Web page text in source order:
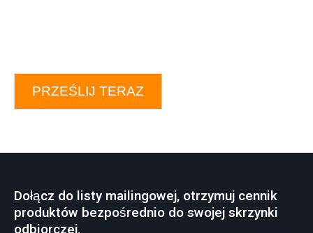
PRZEŚLIJ TERAZ
Dołącz do listy mailingowej, otrzymuj cennik
produktów bezpośrednio do swojej skrzynki